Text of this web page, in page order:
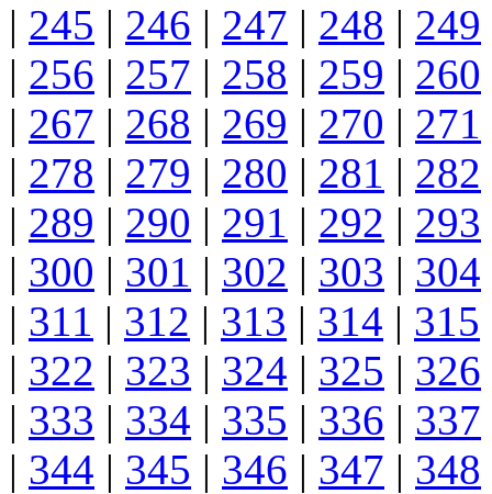
| 245 | 246 | 247 | 248 | 249
| 256 | 257 | 258 | 259 | 260
| 267 | 268 | 269 | 270 | 271
| 278 | 279 | 280 | 281 | 282
| 289 | 290 | 291 | 292 | 293
| 300 | 301 | 302 | 303 | 304
| 311 | 312 | 313 | 314 | 315
| 322 | 323 | 324 | 325 | 326
| 333 | 334 | 335 | 336 | 337
| 344 | 345 | 346 | 347 | 348